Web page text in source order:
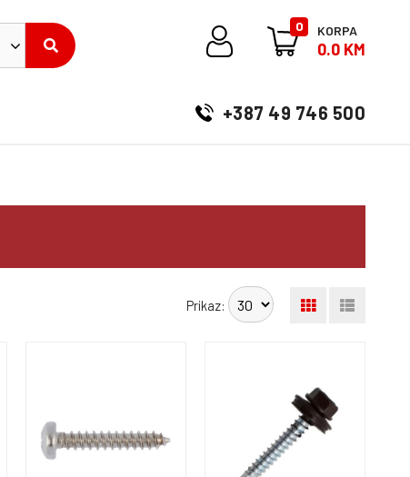
0 KORPA
0.0 KM
+387 49 746 500
Prikaz: